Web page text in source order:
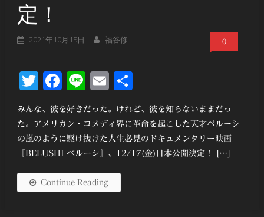
定！
2021年10月15日 福谷修 0
Twitter
Facebook
LineEmail
みんな、彼を好きだった。けれど、彼を知らないままだっ
た。アメリカン・コメディ界に革命を起こした天才ベルーシ
の嵐のように駆け抜けた人生必見のドキュメンタリー映画
『BELUSHI ベルーシ』、12/17(金)日本公開決定！ […]
Continue Reading